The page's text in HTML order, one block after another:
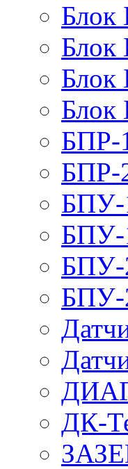
Блок
Блок
Блок
Блок
БПР-
БПР-
БПУ-
БПУ-
БПУ-
БПУ-
ДК-